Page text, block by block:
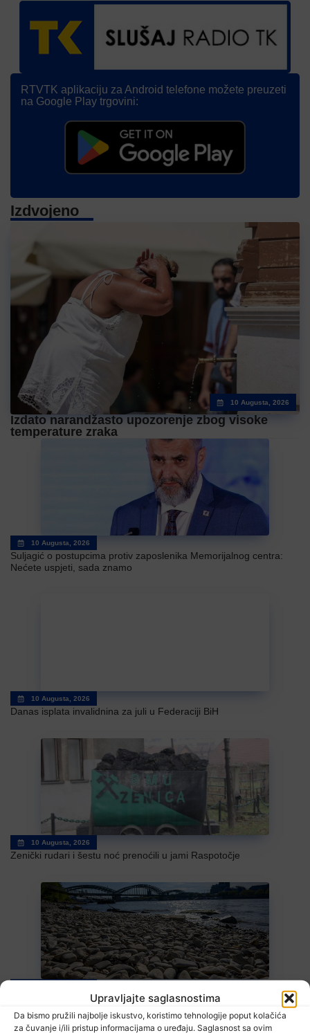
Upravljajte saglasnostima
Da bismo pružili najbolje iskustvo, koristimo tehnologije poput kolačića
za čuvanje i/ili pristup informacijama o uređaju. Saglasnost sa ovim
RTVTK aplikaciju za Android telefone možete preuzeti
na Google Play trgovini:
Izdvojeno
10 Augusta, 2026
Izdato narandžasto upozorenje zbog visoke
temperature zraka
10 Augusta, 2026
Suljagić o postupcima protiv zaposlenika Memorijalnog centra:
Nećete uspjeti, sada znamo
10 Augusta, 2026
Danas isplata invalidnina za juli u Federaciji BiH
10 Augusta, 2026
Zenički rudari i šestu noć prenoćili u jami Raspotočje
Vrućine i suša koštaju evropsku ekonomiju stotine milijardi eura